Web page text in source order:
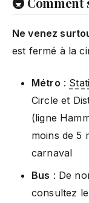
Ne venez
est fermé à la
Métro :
Circle et
(ligne
moins de 5
carnaval
Bus : De
consultez